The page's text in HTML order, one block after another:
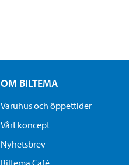
OM BILTEMA
Varuhus och öppettider
Vårt koncept
Nyhetsbrev